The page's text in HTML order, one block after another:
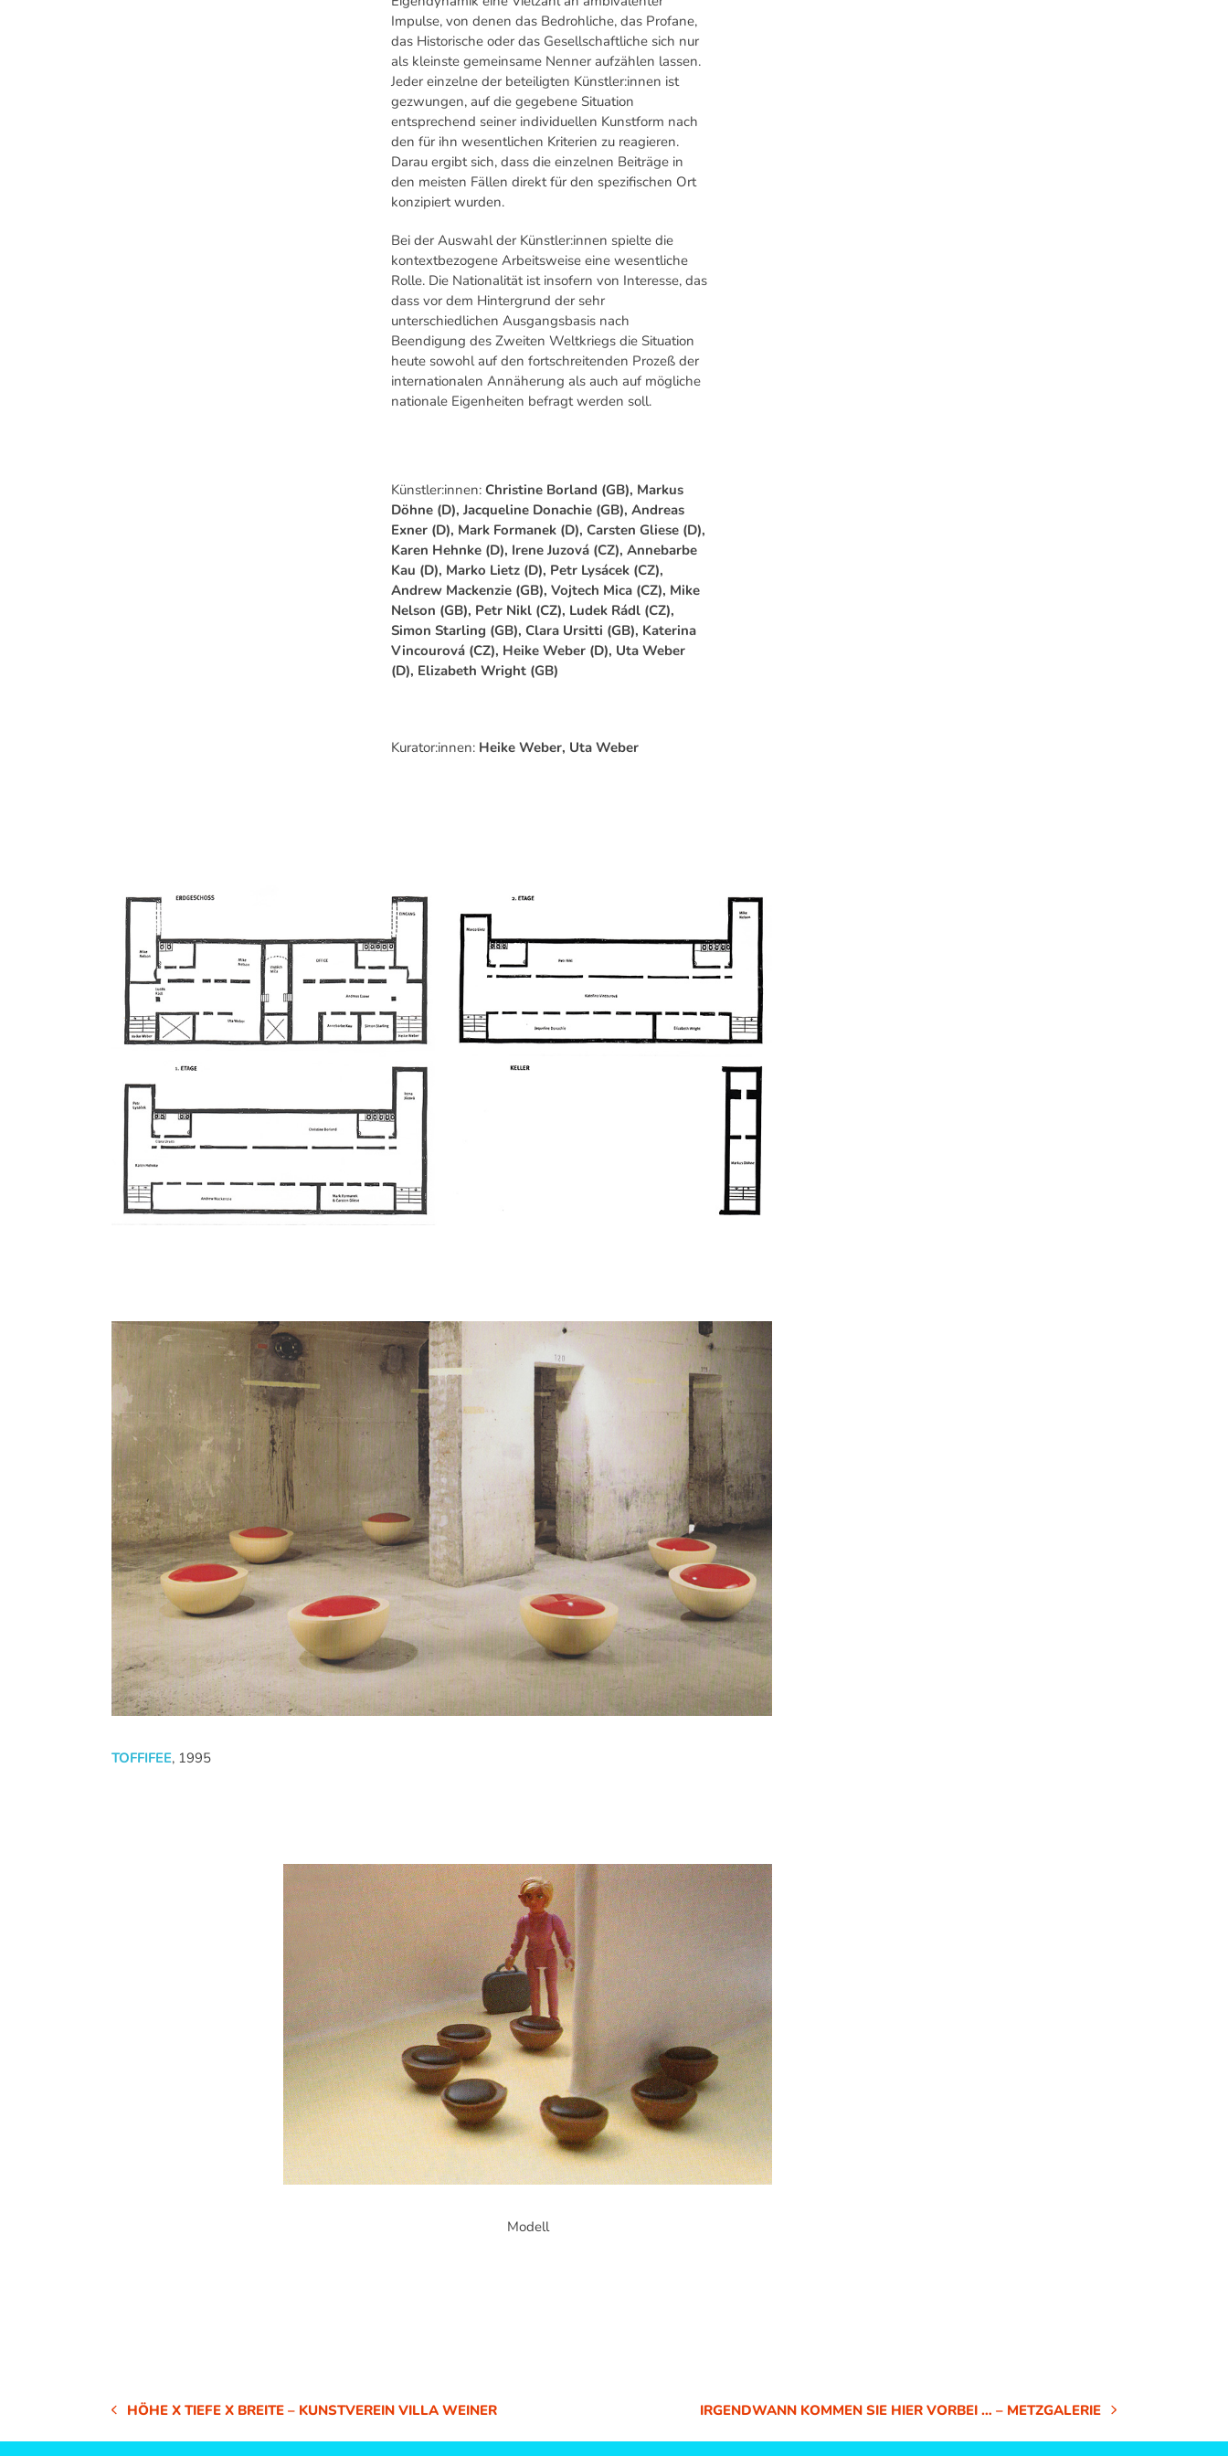
Impulse, von denen das Bedrohliche, das Profane,
das Historische oder das Gesellschaftliche sich nur
als kleinste gemeinsame Nenner aufzählen lassen.
Jeder einzelne der beteiligten Künstler:innen ist
gezwungen, auf die gegebene Situation
entsprechend seiner individuellen Kunstform nach
den für ihn wesentlichen Kriterien zu reagieren.
Darau ergibt sich, dass die einzelnen Beiträge in
den meisten Fällen direkt für den spezifischen Ort
konzipiert wurden.
Bei der Auswahl der Künstler:innen spielte die
kontextbezogene Arbeitsweise eine wesentliche
Rolle. Die Nationalität ist insofern von Interesse, das
dass vor dem Hintergrund der sehr
unterschiedlichen Ausgangsbasis nach
Beendigung des Zweiten Weltkriegs die Situation
heute sowohl auf den fortschreitenden Prozeß der
internationalen Annäherung als auch auf mögliche
nationale Eigenheiten befragt werden soll.
Künstler:innen: Christine Borland (GB), Markus
Döhne (D), Jacqueline Donachie (GB), Andreas
Exner (D), Mark Formanek (D), Carsten Gliese (D),
Karen Hehnke (D), Irene Juzová (CZ), Annebarbe
Kau (D), Marko Lietz (D), Petr Lysácek (CZ),
Andrew Mackenzie (GB), Vojtech Mica (CZ), Mike
Nelson (GB), Petr Nikl (CZ), Ludek Rádl (CZ),
Simon Starling (GB), Clara Ursitti (GB), Katerina
Vincourová (CZ), Heike Weber (D), Uta Weber
(D), Elizabeth Wright (GB)
Kurator:innen: Heike Weber, Uta Weber
TOFFIFEE, 1995
Modell
VORHERIGER
BEITRAG:
HÖHE X TIEFE X BREITE – KUNSTVEREIN VILLA WEINER
NÄCHSTER
BEITRAG:
IRGENDWANN KOMMEN SIE HIER VORBEI … – METZGALERIE